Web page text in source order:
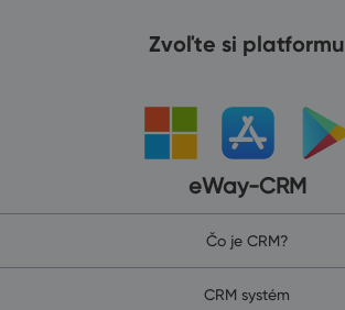
Zvoľte si platformu
eWay-CRM
Čo je CRM?
CRM systém